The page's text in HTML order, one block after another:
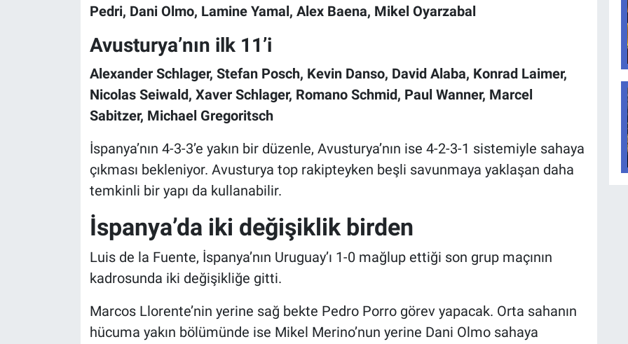
Pedri, Dani Olmo, Lamine Yamal, Alex Baena, Mikel Oyarzabal
Avusturya’nın ilk 11’i
Alexander Schlager, Stefan Posch, Kevin Danso, David Alaba, Konrad Laimer,
Nicolas Seiwald, Xaver Schlager, Romano Schmid, Paul Wanner, Marcel
Sabitzer, Michael Gregoritsch
İspanya’nın 4-3-3’e yakın bir düzenle, Avusturya’nın ise 4-2-3-1 sistemiyle sahaya
çıkması bekleniyor. Avusturya top rakipteyken beşli savunmaya yaklaşan daha
temkinli bir yapı da kullanabilir.
İspanya’da iki değişiklik birden
Luis de la Fuente, İspanya’nın Uruguay’ı 1-0 mağlup ettiği son grup maçının
kadrosunda iki değişikliğe gitti.
Marcos Llorente’nin yerine sağ bekte Pedro Porro görev yapacak. Orta sahanın
hücuma yakın bölümünde ise Mikel Merino’nun yerine Dani Olmo sahaya